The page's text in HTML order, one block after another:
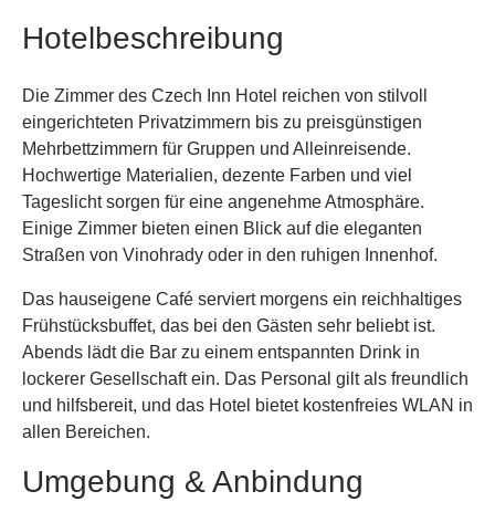
Hotelbeschreibung
Die Zimmer des Czech Inn Hotel reichen von stilvoll
eingerichteten Privatzimmern bis zu preisgünstigen
Mehrbettzimmern für Gruppen und Alleinreisende.
Hochwertige Materialien, dezente Farben und viel
Tageslicht sorgen für eine angenehme Atmosphäre.
Einige Zimmer bieten einen Blick auf die eleganten
Straßen von Vinohrady oder in den ruhigen Innenhof.
Das hauseigene Café serviert morgens ein reichhaltiges
Frühstücksbuffet, das bei den Gästen sehr beliebt ist.
Abends lädt die Bar zu einem entspannten Drink in
lockerer Gesellschaft ein. Das Personal gilt als freundlich
und hilfsbereit, und das Hotel bietet kostenfreies WLAN in
allen Bereichen.
Umgebung & Anbindung